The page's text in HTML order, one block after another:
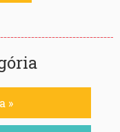
»